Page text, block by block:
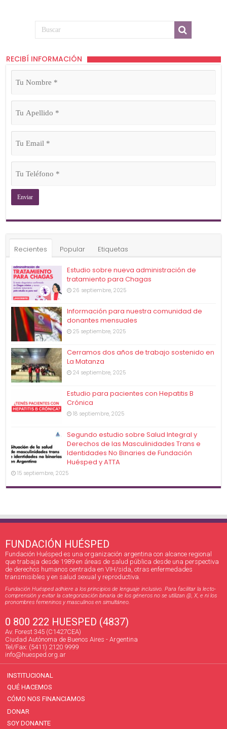
RECIBÍ INFORMACIÓN
Tu
Nombre
Tu
Apellido
Tu
Email
Tu
Teléfono
Recientes Popular Etiquetas
Estudio sobre nueva administración de
tratamiento para Chagas
26 septiembre, 2025
Información para nuestra comunidad de
donantes mensuales
25 septiembre, 2025
Cerramos dos años de trabajo sostenido en
La Matanza
24 septiembre, 2025
Estudio para pacientes con Hepatitis B
Crónica
18 septiembre, 2025
Segundo estudio sobre Salud Integral y
Derechos de las Masculinidades Trans e
Identidades No Binaries de Fundación
Huésped y ATTA
15 septiembre, 2025
FUNDACIÓN HUÉSPED
Fundación Huésped es una organización argentina con alcance regional
que trabaja desde 1989 en áreas de salud pública desde una perspectiva
de derechos humanos centrada en VIH/sida, otras enfermedades
transmisibles y en salud sexual y reproductiva.
Fundación Huésped adhiere a los principios de lenguaje inclusivo. Para facilitar la lecto-
comprensión y evitar la categorización binaria de los géneros no se utilizan @, X, e ni los
pronombres femeninos y masculinos en simultáneo.
0 800 222 HUESPED (4837)
Av. Forest 345 (C1427CEA)
Ciudad Autónoma de Buenos Aires - Argentina
Tel/Fax: (5411) 2120 9999
info@huesped.org.ar
INSTITUCIONAL
QUÉ HACEMOS
CÓMO NOS FINANCIAMOS
DONAR
SOY DONANTE